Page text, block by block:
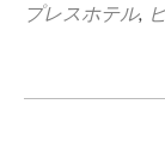
プレスホテル,